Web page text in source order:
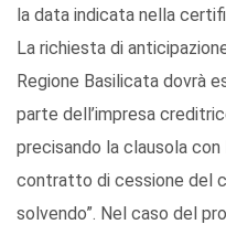
la data indicata nella
La richiesta di
Regione Basilicata dovrà
parte dell’impresa
precisando la clausola con
contratto di cessione del
solvendo”. Nel caso del